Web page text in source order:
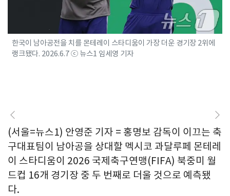
한국이 남아공전을 치를 몬테레이 스타디움이 가장 더운 경기장 2위에
랭크됐다. 2026.6.7 ⓒ 뉴스1 임세영 기자
(서울=뉴스1) 안영준 기자 = 홍명보 감독이 이끄는 축
구대표팀이 남아공을 상대할 멕시코 과달루페 몬테레
이 스타디움이 2026 국제축구연맹(FIFA) 북중미 월
드컵 16개 경기장 중 두 번째로 더울 것으로 예측됐
다.